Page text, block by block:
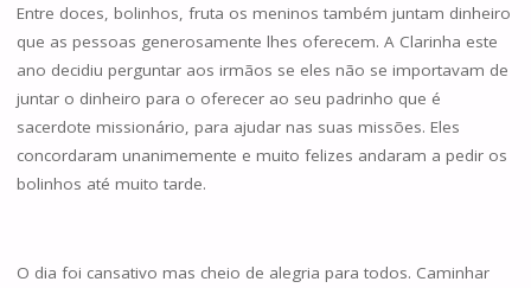
Entre doces, bolinhos, fruta os meninos também juntam dinheiro
que as pessoas generosamente lhes oferecem. A Clarinha este
ano decidiu perguntar aos irmãos se eles não se importavam de
juntar o dinheiro para o oferecer ao seu padrinho que é
sacerdote missionário, para ajudar nas suas missões. Eles
concordaram unanimemente e muito felizes andaram a pedir os
bolinhos até muito tarde.
O dia foi cansativo mas cheio de alegria para todos. Caminhar